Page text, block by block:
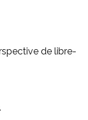
de libre-